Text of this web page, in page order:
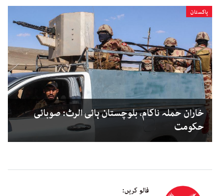
پاکستان
خاران حملہ ناکام، بلوچستان ہائی الرٹ: صوبائی
حکومت
فالو کریں: